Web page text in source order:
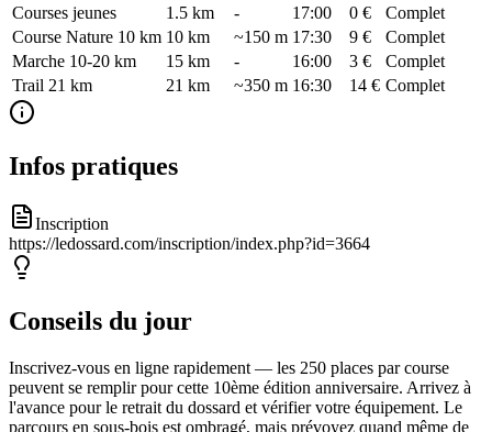
Courses jeunes
1.5 km - 17:00 0 €
Complet
Course Nature 10 km 10 km ~150 m 17:30 9 €
Complet
Marche 10-20 km
15 km - 16:00 3 €
Complet
Trail 21 km
21 km ~350 m 16:30 14 € Complet
Infos pratiques
Inscription
https://ledossard.com/inscription/index.php?id=3664
Conseils du jour
Inscrivez-vous en ligne rapidement — les 250 places par course
peuvent se remplir pour cette 10ème édition anniversaire. Arrivez à
l'avance pour le retrait du dossard et vérifier votre équipement. Le
parcours en sous-bois est ombragé, mais prévoyez quand même de